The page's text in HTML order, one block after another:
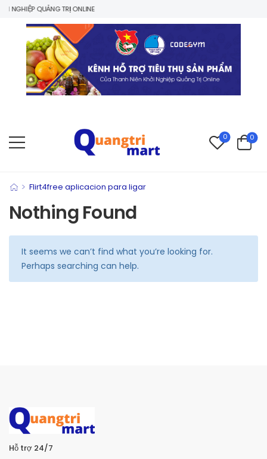
QUẢNG TRỊ ONLINE
0 0
> Flirt4free aplicacion para ligar
Nothing Found
It seems we can’t find what you’re looking for.
Perhaps searching can help.
Hỗ trợ 24/7